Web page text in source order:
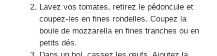
Lavez vos tomates, retirez le pédoncule et
coupez-les en fines rondelles. Coupez la
boule de mozzarella en fines tranches ou en
petits dés.